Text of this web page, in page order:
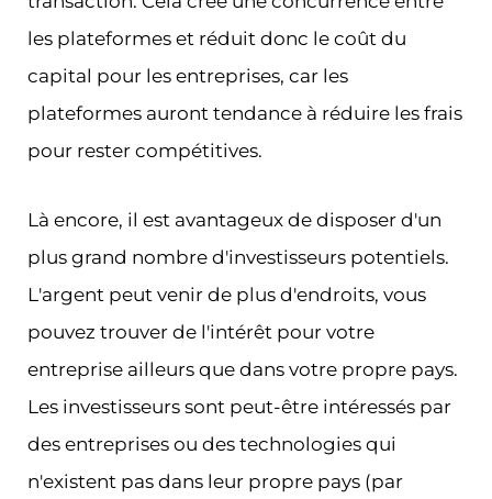
les plateformes et réduit donc le coût du
capital pour les entreprises, car les
plateformes auront tendance à réduire les frais
pour rester compétitives.
Là encore, il est avantageux de disposer d'un
plus grand nombre d'investisseurs potentiels.
L'argent peut venir de plus d'endroits, vous
pouvez trouver de l'intérêt pour votre
entreprise ailleurs que dans votre propre pays.
Les investisseurs sont peut-être intéressés par
des entreprises ou des technologies qui
n'existent pas dans leur propre pays (par